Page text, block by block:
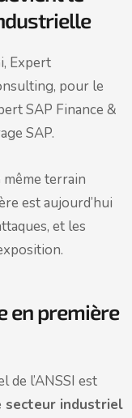
Expert
pour le
SAP Finance &
SAP.
terrain
est aujourd’hui
et les
en première
de l’ANSSI est
secteur industriel